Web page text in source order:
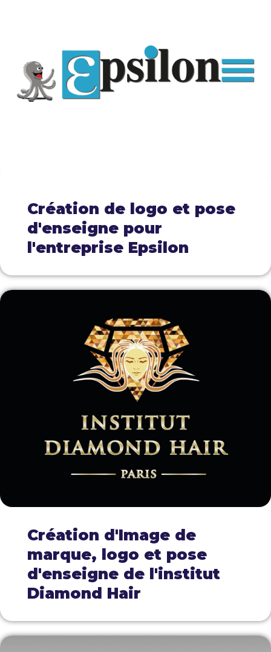
Création de logo et pose
d'enseigne pour
l'entreprise Epsilon
Création d'Image de
marque, logo et pose
d'enseigne de l'institut
Diamond Hair